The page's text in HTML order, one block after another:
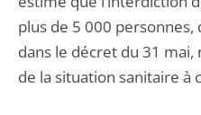
plus de 5 000
dans le décret du 31
de la situation sanitaire à